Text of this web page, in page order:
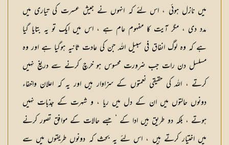
میں نازل ہوئی ، اس لئے کہ انہوں نے جیش عسرت کی تیاری میں
مدد دی ، مگر آیت کا مفہوم عام ہے ، اس میں ایک تو یہ بتایا گیا
ہے کہ وہ لوگ انفاق فی سبیل اللہ جن کی عادت ثانیہ ہوگیا ہے اور وہ
مسلسل دن رات جب ضرورت محسوس ہو خرچ کرنے سے دریغ نہیں
کرتے ، اللہ کی حقیقی نعمتوں کے سزاوار ہیں اور یہ کہ اعلان واخفاء
دونوں حالتوں میں ان کے دل میں ریا ، و شہرت کے جذبات نہیں
ہوتے ، بلکہ دو طریق ہیں ادا کے ‘ جسے حالات کے موافق تصور کرنے
میں اختیار کرتے ہیں ، اس لئے یہ بحث کہ دونوں طریقوں میں سے